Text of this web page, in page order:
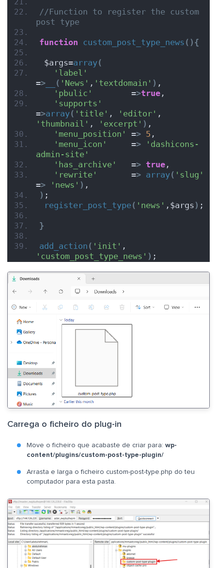
//Function to register the custom
post type
function custom_post_type_news (){
$args=array(
'label'
=> ( 'News' , 'textdomain' ) ,
'pbulic'
        =
>true ,
'supports'
=>array( 'title' , 'editor'
'thumbnail' , 'excerpt' ) ,
'menu_position'
=> 5 ,
'menu_icon'
     =
>
'dashicons-
admin-site'
'has_archive'
   =
> true ,
'rewrite'
       =
> array( 'slug'
=> 'news' ) ,
) ;
register_post_type( 'news' ,$args ) ;
}
add_action ( 'init'
'custom_post_type_news' ) ;
Carrega o ficheiro do plug-in
Move o ficheiro que acabaste de criar para: wp-
content/plugins/custom-post-type-plugin/
Arrasta e larga o ficheiro custom-post-type.php do teu
computador para esta pasta.